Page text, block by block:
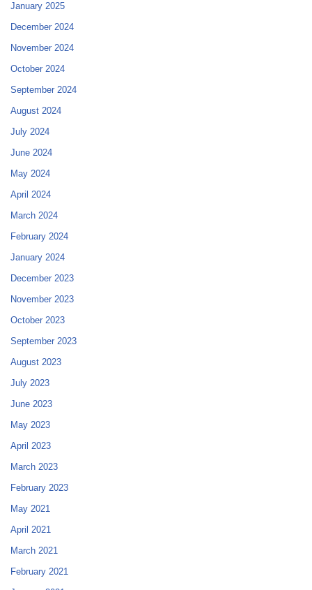
January 2025
December 2024
November 2024
October 2024
September 2024
August 2024
July 2024
June 2024
May 2024
April 2024
March 2024
February 2024
January 2024
December 2023
November 2023
October 2023
September 2023
August 2023
July 2023
June 2023
May 2023
April 2023
March 2023
February 2023
May 2021
April 2021
March 2021
February 2021